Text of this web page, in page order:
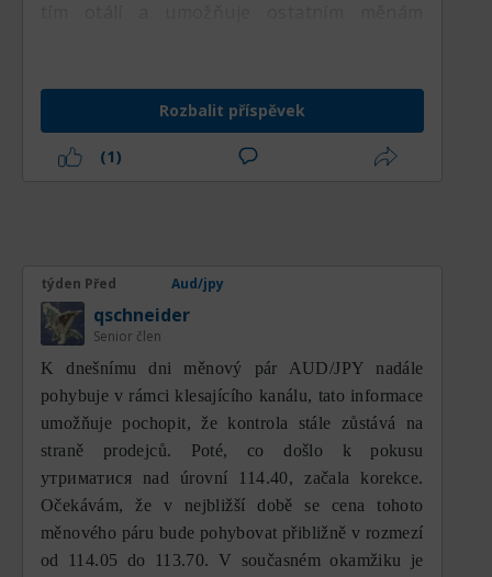
Rozbalit příspěvek
(1)
týden Před Aud/jpy
qschneider
Senior člen
K dnešnímu dni měnový pár AUD/JPY nadále
pohybuje v rámci klesajícího kanálu, tato informace
umožňuje pochopit, že kontrola stále zůstává na
straně prodejců. Poté, co došlo k pokusu
утриматися nad úrovní 114.40, začala korekce.
Očekávám, že v nejbližší době se cena tohoto
měnového páru bude pohybovat přibližně v rozmezí
od 114.05 do 113.70. V současném okamžiku je